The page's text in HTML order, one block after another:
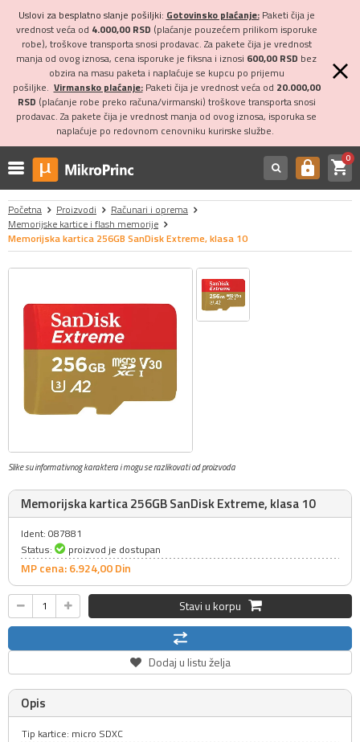
Uslovi za besplatno slanje pošiljki: Gotovinsko plaćanje:Paketi čija je
vrednost veća od 4.000,00 RSD (plaćanje pouzećem prilikom isporuke
robe), troškove transporta snosi prodavac. Za pakete čija je vrednost
manja od ovog iznosa, cena isporuke je fiksna i iznosi 600,00 RSD bez
obzira na masu paketa i naplaćuje se kupcu po prijemu
pošiljke. Virmansko plaćanje:Paketi čija je vrednost veća od 20.000,00
RSD (plaćanje robe preko računa/virmanski) troškove transporta snosi
prodavac. Za pakete čija je vrednost manja od ovog iznosa, isporuka se
naplaćuje po redovnom cenovniku kurirske službe.
https shopping_cart0
Početna Proizvodi
Računari i oprema
Memorijske kartice i flash memorije
Memorijska kartica 256GB SanDisk Extreme, klasa 10
Slike su informativnog karaktera i mogu se razlikovati od proizvoda
Memorijska kartica 256GB SanDisk Extreme, klasa 10
Ident: 087881
Status:
proizvod je dostupan
MP cena: 6.924,00Din
Stavi u korpu
Dodaj u listu želja
Opis
Tip kartice: micro SDXC